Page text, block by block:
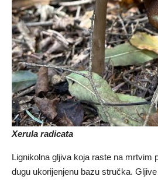
Xerula radicata
Lignikolna gljiva koja raste na mrtvim
dugu ukorijenjenu bazu stručka.